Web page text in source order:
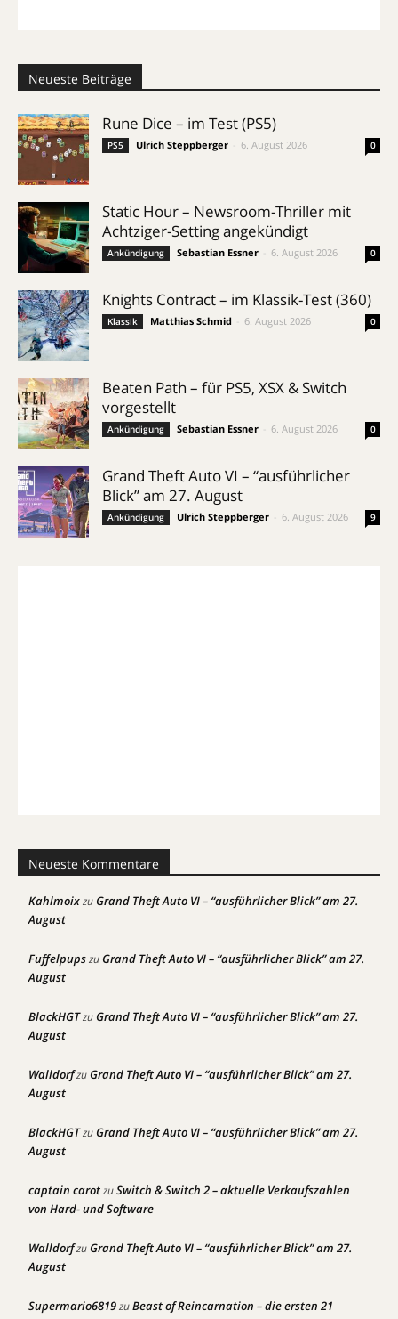
Neueste Beiträge
Rune Dice – im Test (PS5)
PS5 Ulrich Steppberger 6. August 2026 0
Static Hour – Newsroom-Thriller mit
Achtziger-Setting angekündigt
Ankündigung Sebastian Essner 6. August 2026 0
Knights Contract – im Klassik-Test (360)
Klassik Matthias Schmid 6. August 2026 0
Beaten Path – für PS5, XSX & Switch
vorgestellt
Ankündigung Sebastian Essner 6. August 2026 0
Grand Theft Auto VI – “ausführlicher
Blick” am 27. August
Ankündigung Ulrich Steppberger 6. August 2026 9
Neueste Kommentare
KahlmoixzuGrand Theft Auto VI – “ausführlicher Blick” am 27.
August
FuffelpupszuGrand Theft Auto VI – “ausführlicher Blick” am 27.
August
BlackHGTzuGrand Theft Auto VI – “ausführlicher Blick” am 27.
August
WalldorfzuGrand Theft Auto VI – “ausführlicher Blick” am 27.
August
BlackHGTzuGrand Theft Auto VI – “ausführlicher Blick” am 27.
August
captain carotzuSwitch & Switch 2 – aktuelle Verkaufszahlen
von Hard- und Software
WalldorfzuGrand Theft Auto VI – “ausführlicher Blick” am 27.
August
Supermario6819zuBeast of Reincarnation – die ersten 21